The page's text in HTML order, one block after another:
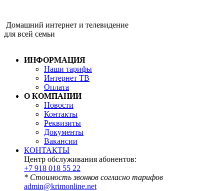
Домашний интернет и телевидение
для всей семьи
ИНФОРМАЦИЯ
Наши тарифы
Интернет ТВ
Оплата
О КОМПАНИИ
Новости
Контакты
Реквизиты
Документы
Вакансии
КОНТАКТЫ
Центр обслуживания абонентов:
+7 918 018 55 22
* Стоимость звонков согласно тарифов
admin@krimonline.net